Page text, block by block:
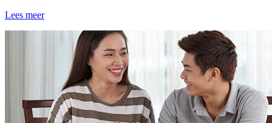
Lees meer